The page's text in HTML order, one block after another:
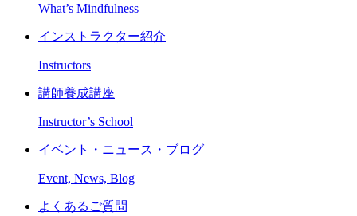
What’s Mindfulness
インストラクター紹介
Instructors
講師養成講座
Instructor’s School
イベント・ニュース・ブログ
Event, News, Blog
よくあるご質問